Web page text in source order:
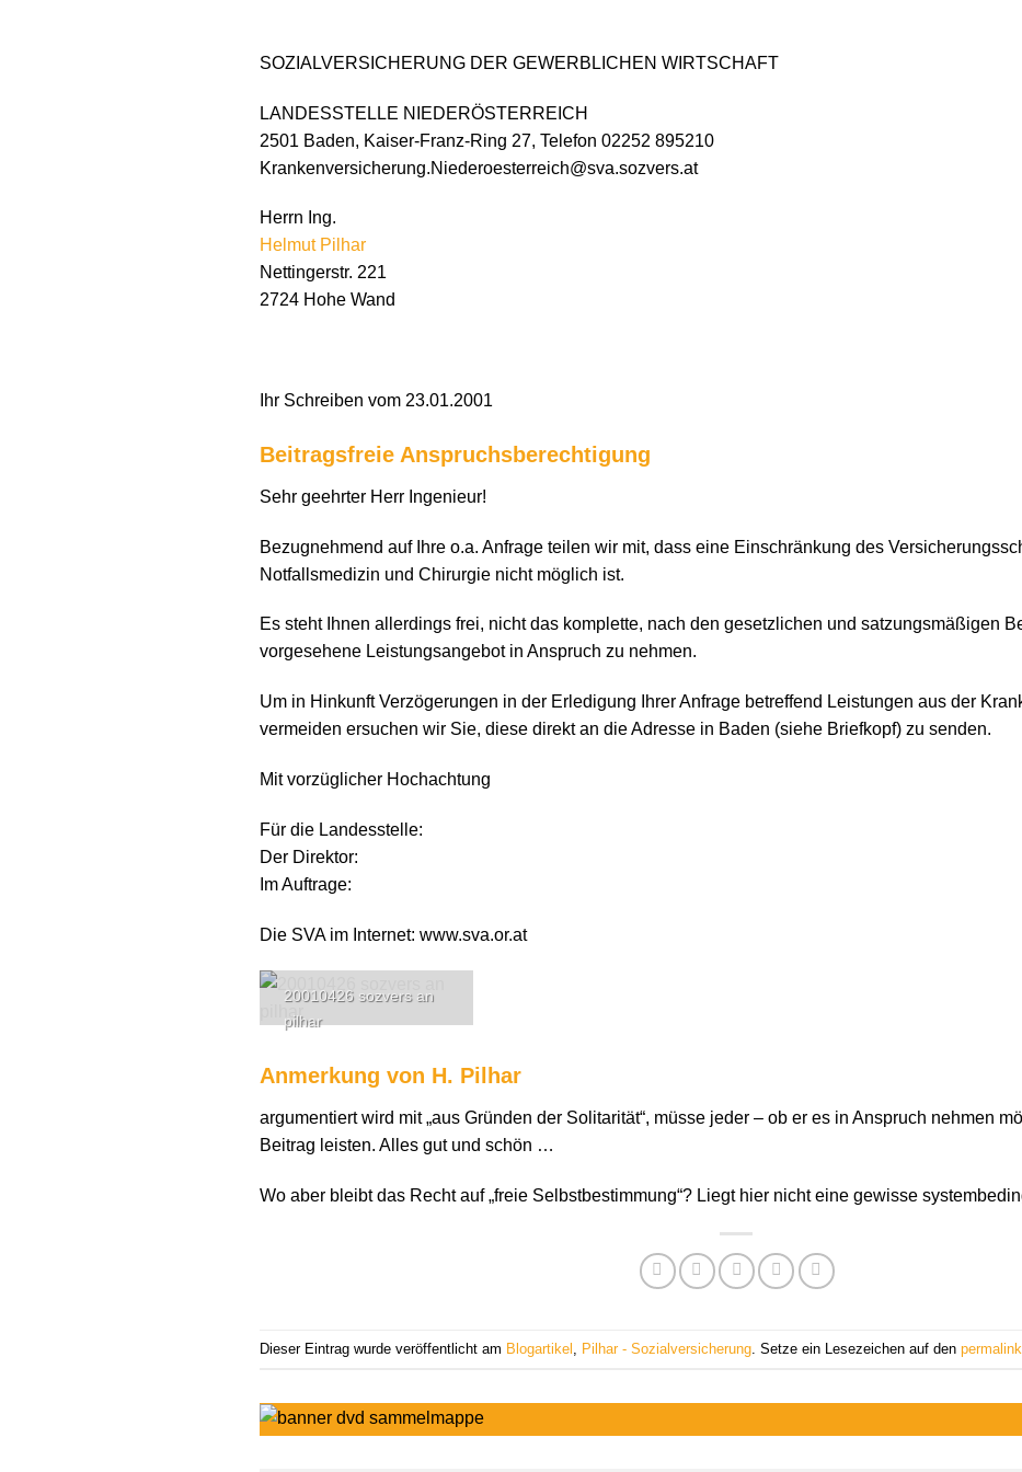
SOZIALVERSICHERUNG DER GEWERBLICHEN WIRTSCHAFT
LANDESSTELLE NIEDERÖSTERREICH
2501 Baden, Kaiser-Franz-Ring 27, Telefon 02252 895210
Krankenversicherung.Niederoesterreich@sva.sozvers.at
Herrn Ing.
Helmut Pilhar
Nettingerstr. 221
2724 Hohe Wand
Ihr Schreiben vom 23.01.2001
Beitragsfreie Anspruchsberechtigung
Sehr geehrter Herr Ingenieur!
Bezugnehmend auf Ihre o.a. Anfrage teilen wir mit, dass eine Einschränkung des
Notfallsmedizin und Chirurgie nicht möglich ist.
Es steht Ihnen allerdings frei, nicht das komplette, nach den gesetzlichen und satzungsmäßigen
vorgesehene Leistungsangebot in Anspruch zu nehmen.
Um in Hinkunft Verzögerungen in der Erledigung Ihrer Anfrage betreffend Leistungen aus der
vermeiden ersuchen wir Sie, diese direkt an die Adresse in Baden (siehe Briefkopf) zu senden.
Mit vorzüglicher Hochachtung
Für die Landesstelle:
Der Direktor:
Im Auftrage:
Die SVA im Internet: www.sva.or.at
20010426 sozvers an
pilhar
Anmerkung von H. Pilhar
argumentiert wird mit „aus Gründen der Solitarität“, müsse jeder – ob er es in Anspruch nehmen
Beitrag leisten. Alles gut und schön …
Wo aber bleibt das Recht auf „freie Selbstbestimmung“? Liegt hier nicht eine gewisse
Dieser Eintrag wurde veröffentlicht am Blogartikel Pilhar - Sozialversicherung . Setze ein Lesezeichen auf den permalink